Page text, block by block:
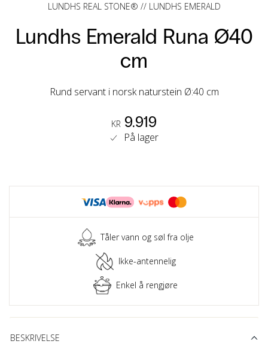
LUNDHS REAL STONE® // LUNDHS EMERALD
Lundhs Emerald Runa Ø40
cm
Rund servant i norsk naturstein Ø:40 cm
KR 9.919
På lager
Tåler vann og søl fra olje
Ikke-antennelig
Enkel å rengjøre
BESKRIVELSE